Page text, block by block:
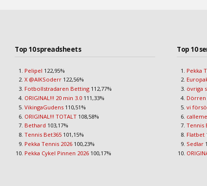
Top 10 spreadsheets
Pelipel 122,95%
X @AIKSoderr 122,56%
Fotbollstradaren Betting 112,77%
ORIGINAL!!! 20 min 3.0 111,33%
VikingaGudens 110,51%
ORIGINAL!!! TOTALT 108,58%
Bethard 103,17%
Tennis Bet365 101,15%
Pekka Tennis 2026 100,23%
Pekka Cykel Pinnen 2026 100,17%
Top 10
Pekka
övriga
Dörren
vi
Tennis
Flatbet
Sedlar